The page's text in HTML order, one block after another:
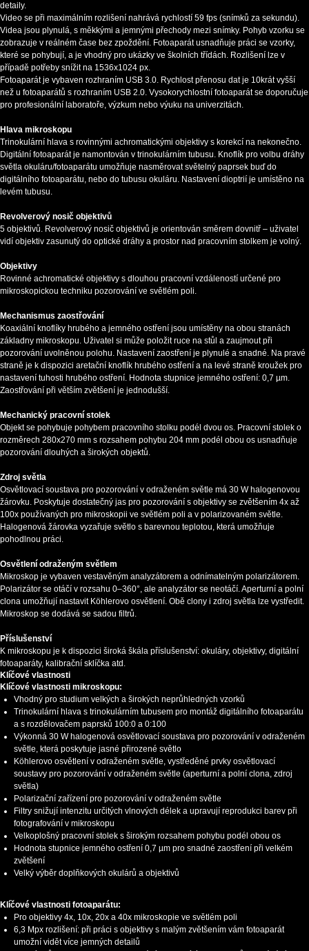
detaily.
Video se při maximálním rozlišení nahrává rychlostí 59 fps (snímků za sekundu).
Videa jsou plynulá, s měkkými a jemnými přechody mezi snímky. Pohyb vzorku se
zobrazuje v reálném čase bez zpoždění. Fotoaparát usnadňuje práci se vzorky,
které se pohybují, a je vhodný pro ukázky ve školních třídách. Rozlišení lze v
případě potřeby snížit na 1536x1024 px.
Fotoaparát je vybaven rozhraním USB 3.0. Rychlost přenosu dat je 10krát vyšší
než u fotoaparátů s rozhraním USB 2.0. Vysokorychlostní fotoaparát se doporučuje
pro profesionální laboratoře, výzkum nebo výuku na univerzitách.
Hlava mikroskopu
Trinokulární hlava s rovinnými achromatickými objektivy s korekcí na nekonečno.
Digitální fotoaparát je namontován v trinokulárním tubusu. Knoflík pro volbu dráhy
světla okuláru/fotoaparátu umožňuje nasměrovat světelný paprsek buď do
digitálního fotoaparátu, nebo do tubusu okuláru. Nastavení dioptrií je umístěno na
levém tubusu.
Revolverový nosič objektivů
5 objektivů. Revolverový nosič objektivů je orientován směrem dovnitř – uživatel
vidí objektiv zasunutý do optické dráhy a prostor nad pracovním stolkem je volný.
Objektivy
Rovinné achromatické objektivy s dlouhou pracovní vzdáleností určené pro
mikroskopickou techniku pozorování ve světlém poli.
Mechanismus zaostřování
Koaxiální knoflíky hrubého a jemného ostření jsou umístěny na obou stranách
základny mikroskopu. Uživatel si může položit ruce na stůl a zaujmout při
pozorování uvolněnou polohu. Nastavení zaostření je plynulé a snadné. Na pravé
straně je k dispozici aretační knoflík hrubého ostření a na levé straně kroužek pro
nastavení tuhosti hrubého ostření. Hodnota stupnice jemného ostření: 0,7 µm.
Zaostřování při větším zvětšení je jednodušší.
Mechanický pracovní stolek
Objekt se pohybuje pohybem pracovního stolku podél dvou os. Pracovní stolek o
rozměrech 280x270 mm s rozsahem pohybu 204 mm podél obou os usnadňuje
pozorování dlouhých a širokých objektů.
Zdroj světla
Osvětlovací soustava pro pozorování v odraženém světle má 30 W halogenovou
žárovku. Poskytuje dostatečný jas pro pozorování s objektivy se zvětšením 4x až
100x používaných pro mikroskopii ve světlém poli a v polarizovaném světle.
Halogenová žárovka vyzařuje světlo s barevnou teplotou, která umožňuje
pohodlnou práci.
Osvětlení odraženým světlem
Mikroskop je vybaven vestavěným analyzátorem a odnímatelným polarizátorem.
Polarizátor se otáčí v rozsahu 0–360°, ale analyzátor se neotáčí. Aperturní a polní
clona umožňují nastavit Köhlerovo osvětlení. Obě clony i zdroj světla lze vystředit.
Mikroskop se dodává se sadou filtrů.
Příslušenství
K mikroskopu je k dispozici široká škála příslušenství: okuláry, objektivy, digitální
fotoaparáty, kalibrační sklíčka atd.
Klíčové vlastnosti
Klíčové vlastnosti mikroskopu:
Vhodný pro studium velkých a širokých neprůhledných vzorků
Trinokulární hlava s trinokulárním tubusem pro montáž digitálního fotoaparátu
a s rozdělovačem paprsků 100:0 a 0:100
Výkonná 30 W halogenová osvětlovací soustava pro pozorování v odraženém
světle, která poskytuje jasné přirozené světlo
Köhlerovo osvětlení v odraženém světle, vystředěné prvky osvětlovací
soustavy pro pozorování v odraženém světle (aperturní a polní clona, zdroj
světla)
Polarizační zařízení pro pozorování v odraženém světle
Filtry snižují intenzitu určitých vlnových délek a upravují reprodukci barev při
fotografování v mikroskopu
Velkoplošný pracovní stolek s širokým rozsahem pohybu podél obou os
Hodnota stupnice jemného ostření 0,7 µm pro snadné zaostření při velkém
zvětšení
Velký výběr doplňkových okulárů a objektivů
Klíčové vlastnosti fotoaparátu:
Pro objektivy 4x, 10x, 20x a 40x mikroskopie ve světlém poli
6,3 Mpx rozlišení: při práci s objektivy s malým zvětšením vám fotoaparát
umožní vidět více jemných detailů